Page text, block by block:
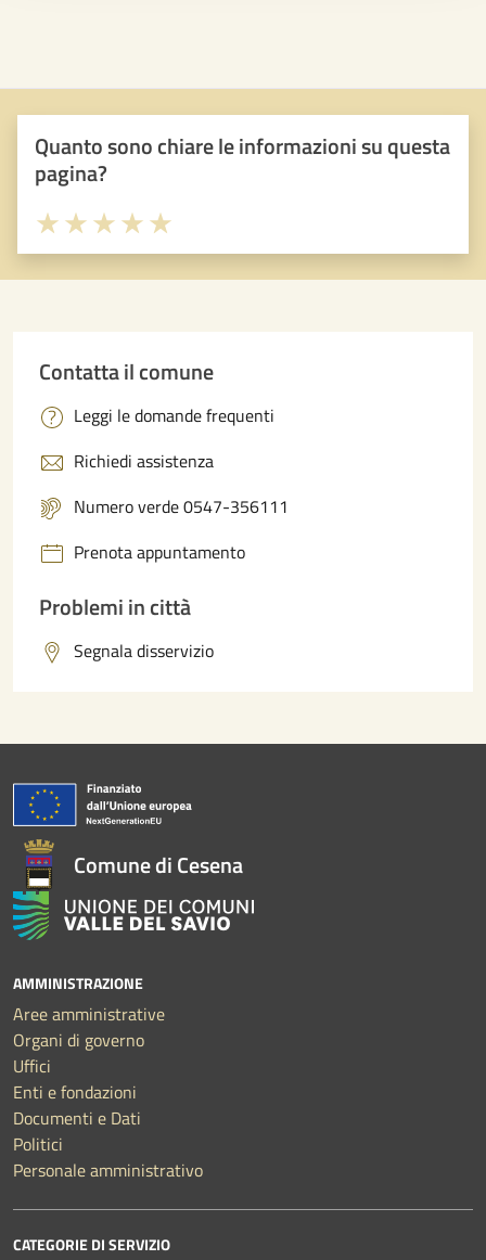
Quanto sono chiare le informazioni su questa
pagina?
Valuta 5 stelle su 5
Valuta 4 stelle su 5
Valuta 3 stelle su 5
Valuta 2 stelle su 5
Valuta 1 stelle su 5
Contatta il comune
Leggi le domande frequenti
Richiedi assistenza
Numero verde 0547-356111
Prenota appuntamento
Problemi in città
Segnala disservizio
Comune di Cesena
AMMINISTRAZIONE
Aree amministrative
Organi di governo
Uffici
Enti e fondazioni
Documenti e Dati
Politici
Personale amministrativo
CATEGORIE DI SERVIZIO